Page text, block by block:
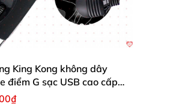
King Kong không dây
điểm G sạc USB cao cấp